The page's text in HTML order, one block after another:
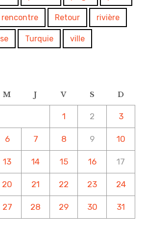
rencontre Retour rivière
Turquie ville
M J V S D
1 2 3
6 7 8 9 10
13 14 15 16 17
20 21 22 23 24
27 28 29 30 31